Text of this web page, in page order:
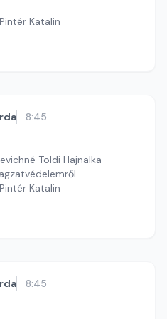
Katalin
8:45
Toldi Hajnalka
Katalin
8:45